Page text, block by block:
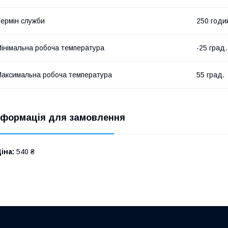
служби 250
робоча температура -25 град.
робоча температура 55 град.
для замовлення
540 ₴